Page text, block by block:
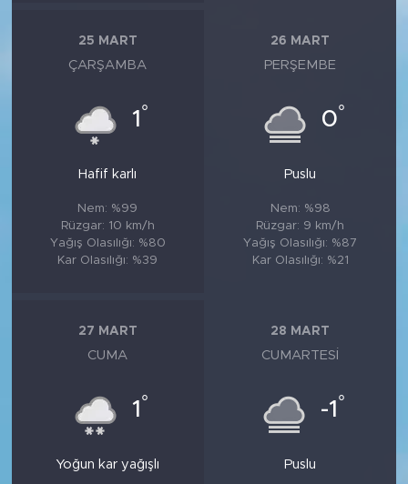
25 MART
ÇARŞAMBA
1 °
Hafif karlı
Nem: %99
Rüzgar: 10 km/h
Yağış Olasılığı: %80
Kar Olasılığı: %39
26 MART
PERŞEMBE
0°
Puslu
Nem: %98
Rüzgar: 9 km/h
Yağış Olasılığı: %87
Kar Olasılığı: %21
27 MART
CUMA
1 °
Yoğun kar yağışlı
28 MART
CUMARTESI
-1 °
Puslu